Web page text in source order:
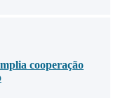
cooperação